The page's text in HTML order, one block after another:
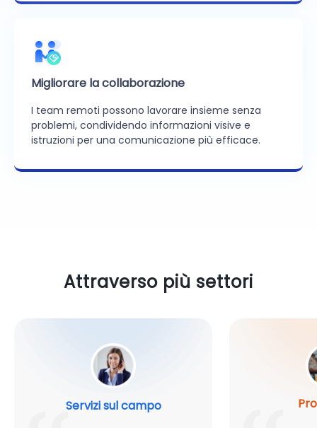
Migliorare la collaborazione
I team remoti possono lavorare insieme senza
problemi, condividendo informazioni visive e
istruzioni per una comunicazione più efficace.
Attraverso più settori
Servizi sul campo